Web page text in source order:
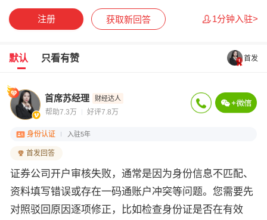
注册 获取新回答 1分钟入驻>
默认 只看有赞 首发
首席苏经理 财经达人
帮助7.3万 好评7.8万
身份认证 入驻5年
首发回答
证券公司开户审核失败，通常是因为身份信息不匹配、
资料填写错误或存在一码通账户冲突等问题。您需要先
对照驳回原因逐项修正，比如检查身份证是否在有效